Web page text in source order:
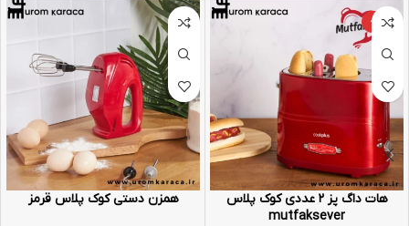
-25%
هات داگ پز ۲ عددی کوک پلاس
mutfaksever
همزن دستی کوک پلاس قرمز